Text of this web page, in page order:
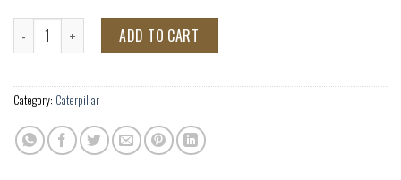
RELOJ CAT HOMBRE AJ-161-21-128 TOKYO quantity
ADD TO CART
Category: Caterpillar